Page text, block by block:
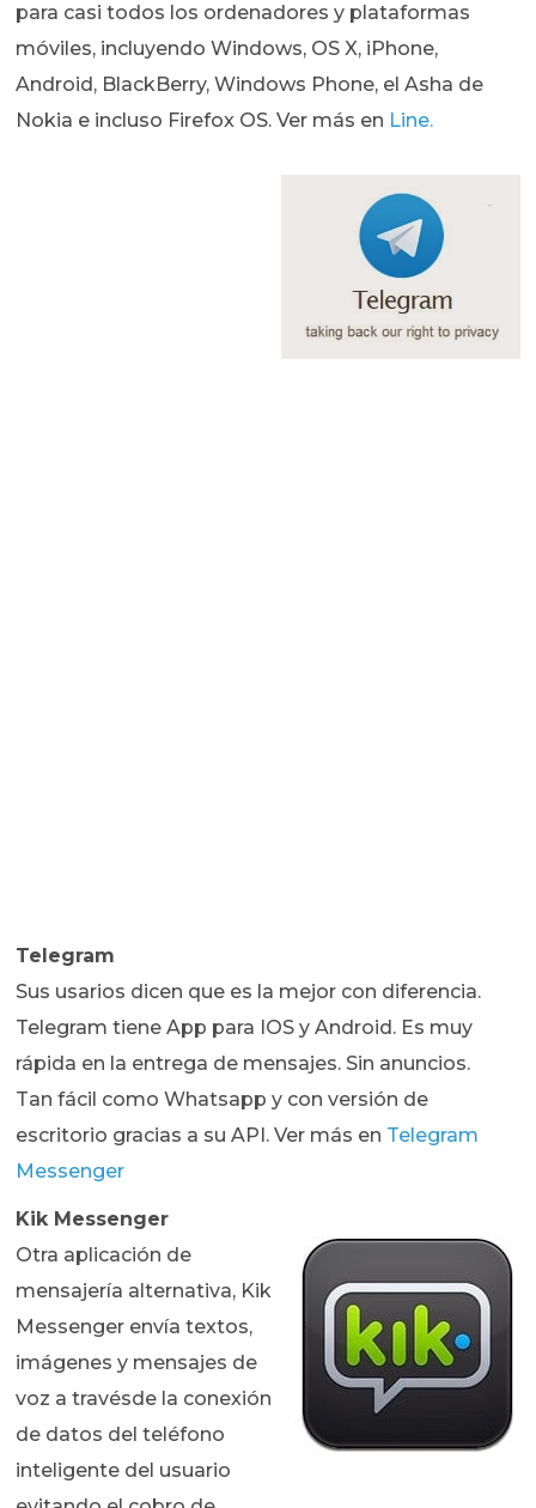
para casi todos los ordenadores y plataformas
móviles, incluyendo Windows, OS X, iPhone,
Android, BlackBerry, Windows Phone, el Asha de
Nokia e incluso Firefox OS. Ver más en Line.
Telegram
Sus usarios dicen que es la mejor con diferencia.
Telegram tiene App para IOS y Android. Es muy
rápida en la entrega de mensajes. Sin anuncios.
Tan fácil como Whatsapp y con versión de
escritorio gracias a su API. Ver más en Telegram
Messenger
Kik Messenger
Otra aplicación de
mensajería alternativa, Kik
Messenger envía textos,
imágenes y mensajes de
voz a travésde la conexión
de datos del teléfono
inteligente del usuario